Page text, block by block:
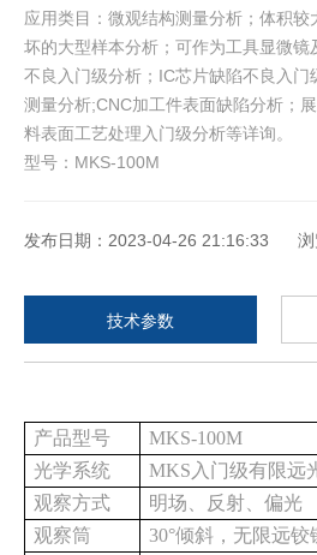
应用类目：微观结构测量分析；体积
坏的大型样本分析；可作为工具显微镜
不良入门级分析；IC芯片缺陷不良入门
测量分析;CNC加工件表面缺陷分析；
料表面工艺处理入门级分析等详询。
型号： MKS-100M
发布日期：2023-04-26 21:16:33 浏
技术参数
产品型号
MKS-100M
光学系统
MKS 入门级有限远
观察方式
明场、反射、偏光
观察筒
30°倾斜，无限远